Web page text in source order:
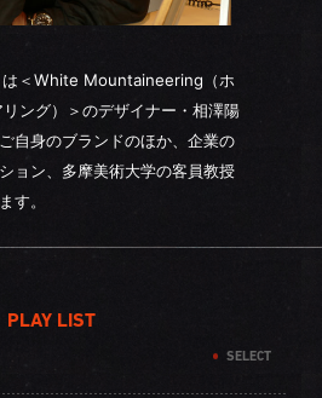
は＜White Mountaineering（ホ
ング）＞のデザイナー・相澤陽
自身のブランドのほか、企業の
ョン、多摩美術大学の客員教授
す。
PLAY LIST
SELECT